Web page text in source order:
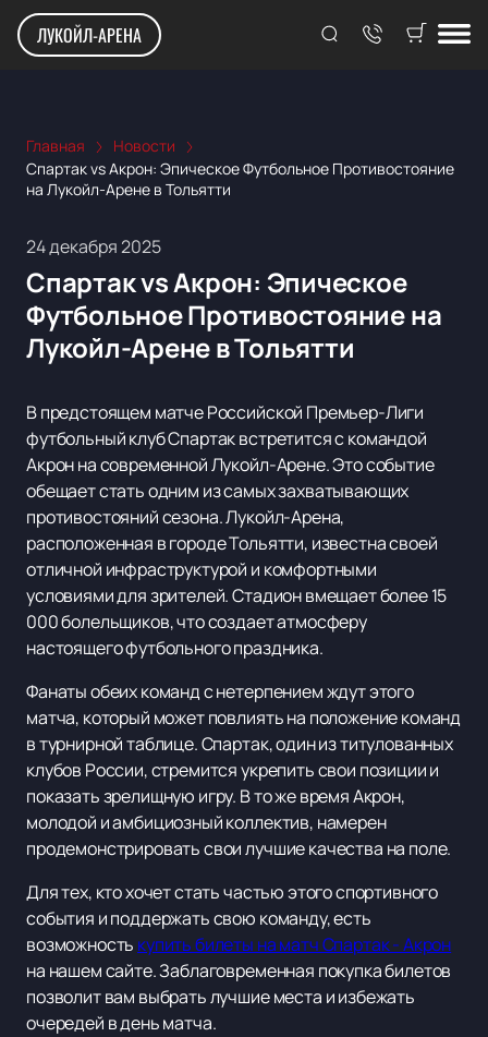
ЛУКОЙЛ-АРЕНА
Главная
Новости
Спартак vs Акрон: Эпическое Футбольное Противостояние
на Лукойл-Арене в Тольятти
24 декабря 2025
Спартак vs Акрон: Эпическое
Футбольное Противостояние на
Лукойл-Арене в Тольятти
В предстоящем матче Российской Премьер-Лиги
футбольный клуб Спартак встретится с командой
Акрон на современной Лукойл-Арене. Это событие
обещает стать одним из самых захватывающих
противостояний сезона. Лукойл-Арена,
расположенная в городе Тольятти, известна своей
отличной инфраструктурой и комфортными
условиями для зрителей. Стадион вмещает более 15
000 болельщиков, что создает атмосферу
настоящего футбольного праздника.
Фанаты обеих команд с нетерпением ждут этого
матча, который может повлиять на положение команд
в турнирной таблице. Спартак, один из титулованных
клубов России, стремится укрепить свои позиции и
показать зрелищную игру. В то же время Акрон,
молодой и амбициозный коллектив, намерен
продемонстрировать свои лучшие качества на поле.
Для тех, кто хочет стать частью этого спортивного
события и поддержать свою команду, есть
возможность купить билеты на матч Спартак - Акрон
на нашем сайте. Заблаговременная покупка билетов
позволит вам выбрать лучшие места и избежать
очередей в день матча.